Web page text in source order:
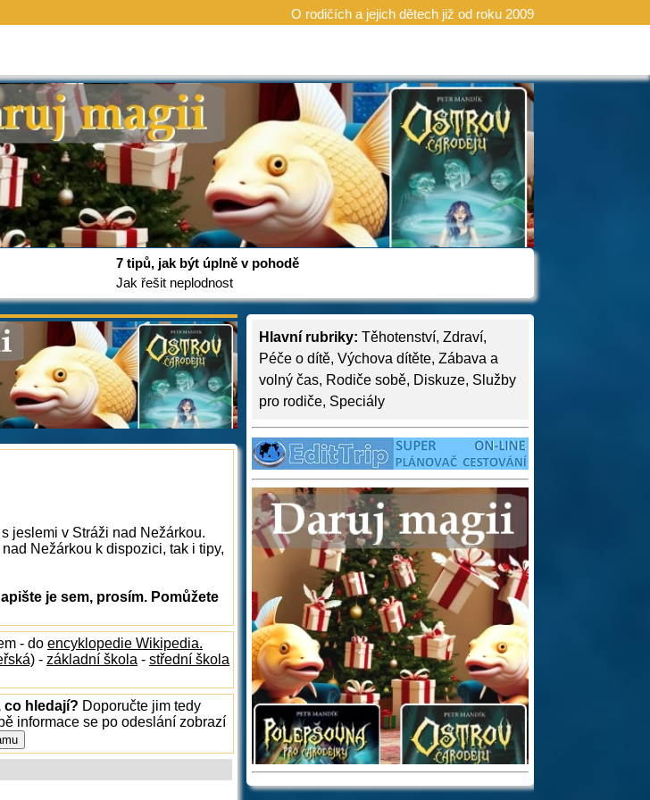
O rodičích a jejich dětech již od roku 2009
7 tipů, jak být úplně v pohodě
Jak řešit neplodnost
Hlavní rubriky: Těhotenství, Zdraví,
Péče o dítě, Výchova dítěte, Zábava a
volný čas, Rodiče sobě, Diskuze, Služby
pro rodiče, Speciály
jeslemi v Stráži nad Nežárkou.
Nežárkou k dispozici, tak i tipy,
je sem, prosím. Pomůžete
- do encyklopedie Wikipedia.
- základní škola - střední škola
co hledají? Doporučte jim tedy
informace se po odeslání zobrazí